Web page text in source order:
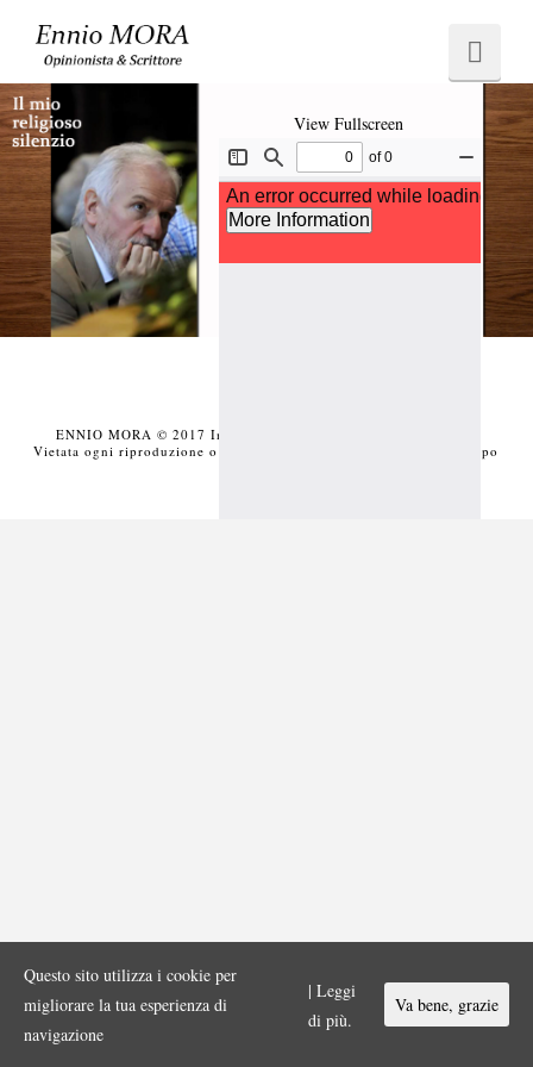
Ennio
MORA
View Fullscreen
ENNIO MORA © 2017 Iniziativa editoriale a scopo divulgativo
Vietata ogni riproduzione o duplicazione con qualsiasi mezzo a scopo
Questo sito utilizza i cookie per
migliorare la tua esperienza di
navigazione
| Leggi
di più.
Va bene, grazie